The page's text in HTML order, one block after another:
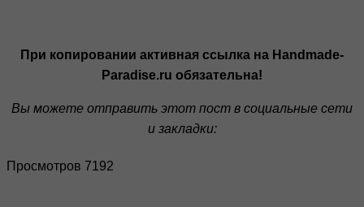
При копировании активная ссылка на Handmade-
Paradise.ru обязательна!
Вы можете отправить этот пост в социальные сети
и закладки:
Просмотров 7192